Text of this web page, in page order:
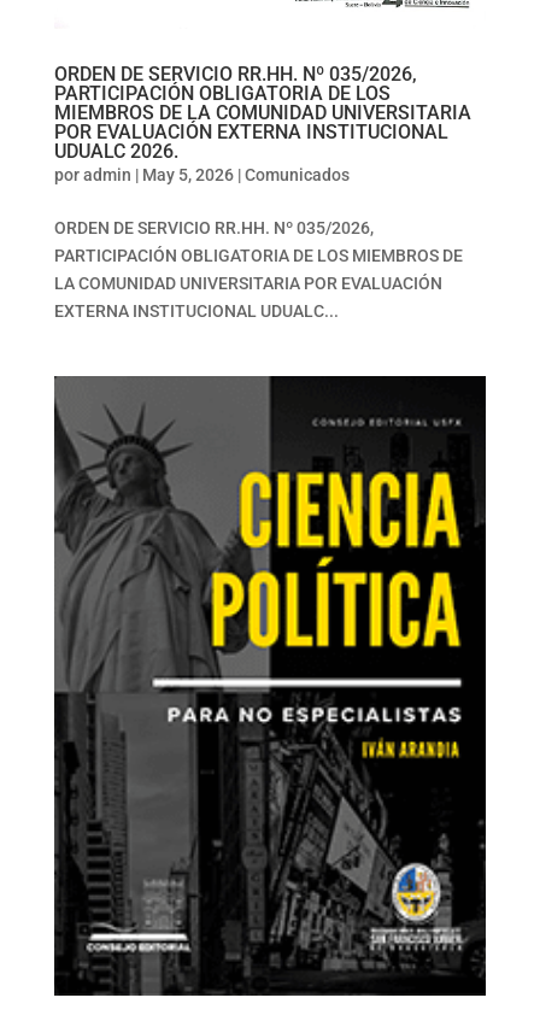
ORDEN DE SERVICIO RR.HH. Nº 035/2026,
PARTICIPACIÓN OBLIGATORIA DE LOS
MIEMBROS DE LA COMUNIDAD UNIVERSITARIA
POR EVALUACIÓN EXTERNA INSTITUCIONAL
UDUALC 2026.
poradmin | May 5, 2026|Comunicados
ORDEN DE SERVICIO RR.HH. Nº 035/2026,
PARTICIPACIÓN OBLIGATORIA DE LOS MIEMBROS DE
LA COMUNIDAD UNIVERSITARIA POR EVALUACIÓN
EXTERNA INSTITUCIONAL UDUALC...